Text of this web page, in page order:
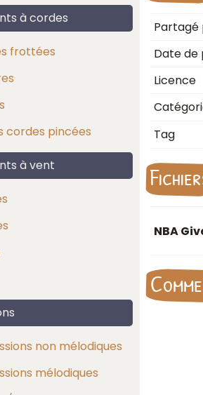
à cordes
frottées
cordes pincées
à vent
non mélodiques
mélodiques
Partagé
Date de
Licence
Tag
NBA